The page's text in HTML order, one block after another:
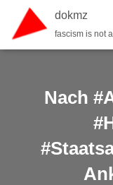
dokmz
fascism is not
Nach